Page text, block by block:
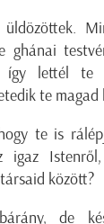
üldözöttek.
ghánai
így lettél
te magad
te is
igaz
között?
de